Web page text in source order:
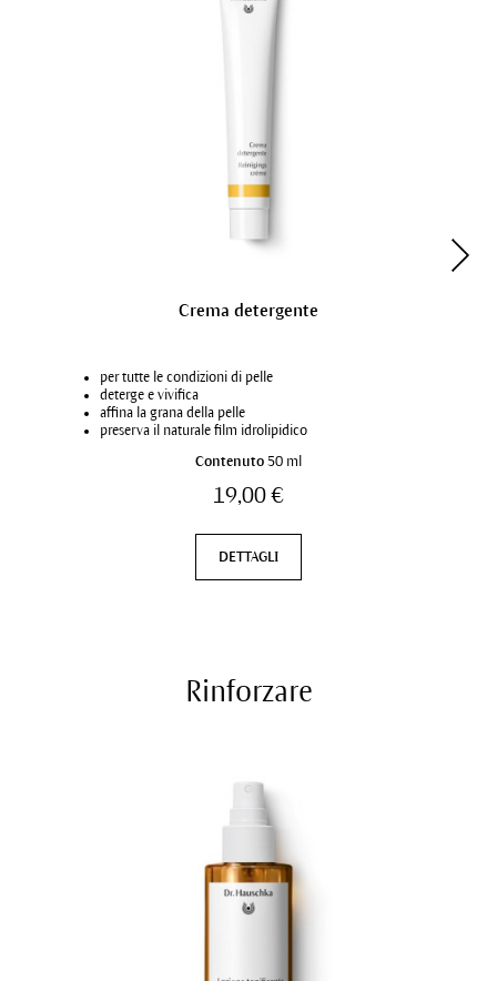
Crema detergente
per tutte le condizioni di pelle
deterge e vivifica
affina la grana della pelle
preserva il naturale film idrolipidico
Contenuto 50 ml
19,00 €
DETTAGLI
Rinforzare